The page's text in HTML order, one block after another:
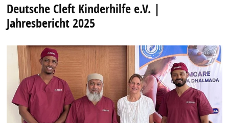
Deutsche Cleft Kinderhilfe e.V. |
Jahresbericht 2025